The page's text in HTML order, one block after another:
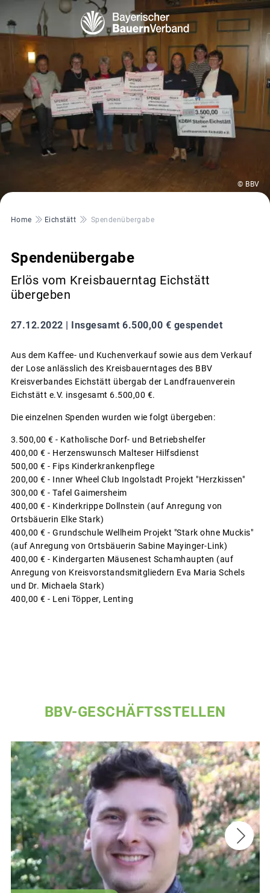
© BBV
Pfadnavigation
Home Eichstätt Spendenübergabe
Spendenübergabe
Erlös vom Kreisbauerntag Eichstätt
übergeben
27.12.2022 | Insgesamt 6.500,00 € gespendet
Aus dem Kaffee- und Kuchenverkauf sowie aus dem Verkauf
der Lose anlässlich des Kreisbauerntages des BBV
Kreisverbandes Eichstätt übergab der Landfrauenverein
Eichstätt e.V. insgesamt 6.500,00 €.
Die einzelnen Spenden wurden wie folgt übergeben:
3.500,00 € - Katholische Dorf- und Betriebshelfer
400,00 € - Herzenswunsch Malteser Hilfsdienst
500,00 € - Fips Kinderkrankenpflege
200,00 € - Inner Wheel Club Ingolstadt Projekt "Herzkissen"
300,00 € - Tafel Gaimersheim
400,00 € - Kinderkrippe Dollnstein (auf Anregung von
Ortsbäuerin Elke Stark)
400,00 € - Grundschule Wellheim Projekt "Stark ohne Muckis"
(auf Anregung von Ortsbäuerin Sabine Mayinger-Link)
400,00 € - Kindergarten Mäusenest Schamhaupten (auf
Anregung von Kreisvorstandsmitgliedern Eva Maria Schels
und Dr. Michaela Stark)
400,00 € - Leni Töpper, Lenting
BBV-GESCHÄFTSSTELLEN